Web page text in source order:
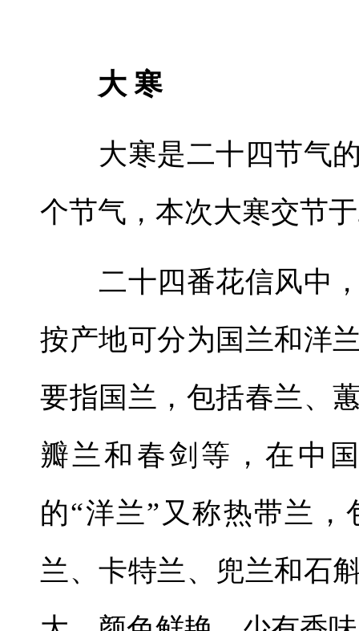
大 寒
大寒是二十四节气的
个节气，本次大寒交节
二十四番花信风中，
按产地可分为国兰和洋
要指国兰，包括春兰、
瓣兰和春剑等，在中
的“洋兰”又称热带兰
兰、卡特兰、兜兰和石